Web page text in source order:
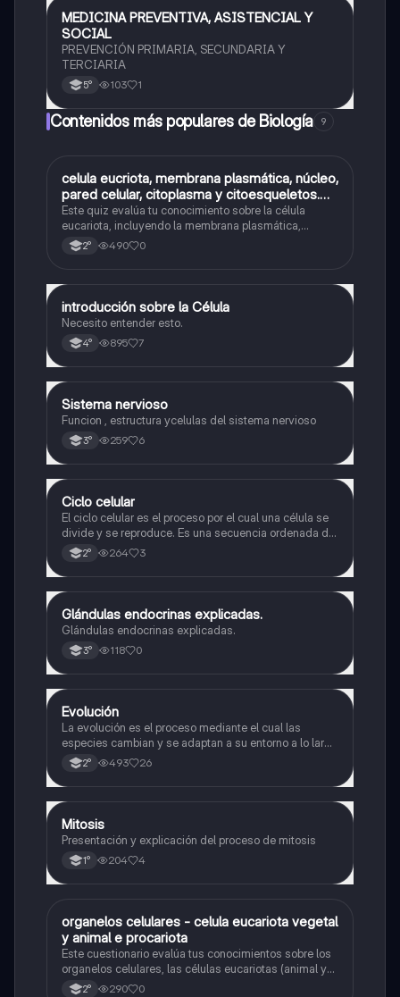
Biología
MEDICINA PREVENTIVA, ASISTENCIAL Y
SOCIAL
PREVENCIÓN PRIMARIA, SECUNDARIA Y
TERCIARIA
5° 103 1
Contenidos más populares de Biología 9
CBiología
celula eucriota, membrana plasmática, núcleo,
pared celular, citoplasma y citoesqueletos.
nombre se las partes de la celula eucariota
Este quiz evalúa tu conocimiento sobre la célula
eucariota, incluyendo la membrana plasmática,
núcleo, pared celular, citoplasma y citoesqueleto.
2° 490 0
Biología
introducción sobre la Célula
Necesito entender esto.
4° 895 7
Biología
Sistema nervioso
Funcion , estructura ycelulas del sistema nervioso
3° 259 6
Biología
Ciclo celular
El ciclo celular es el proceso por el cual una célula se
divide y se reproduce. Es una secuencia ordenada de
eventos que permiten la replicación del material
genético y la formación de dos células hijas idénticas
2° 264 3
Biología
Glándulas endocrinas explicadas.
Glándulas endocrinas explicadas.
3° 118 0
Biología
Evolución
La evolución es el proceso mediante el cual las
especies cambian y se adaptan a su entorno a lo largo
del tiempo.
2° 493 26
Biología
Mitosis
Presentación y explicación del proceso de mitosis
1° 204 4
OBiología
organelos celulares - celula eucariota vegetal
y animal e procariota
Este cuestionario evalúa tus conocimientos sobre los
organelos celulares, las células eucariotas (animal y
vegetal) y las células procariotas.
2° 290 0